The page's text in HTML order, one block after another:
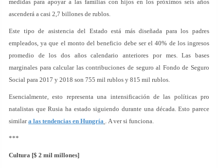
medidas para apoyar a las familias con hijos en los próximos seis años
ascenderá a casi 2,7 billones de rublos.
Este tipo de asistencia del Estado está más diseñada para los padres
empleados, ya que el monto del beneficio debe ser el 40% de los ingresos
promedio de los dos años calendario anteriores por mes. Las bases
marginales para calcular las contribuciones de seguro al Fondo de Seguro
Social para 2017 y 2018 son 755 mil rublos y 815 mil rublos.
Esencialmente, esto representa una intensificación de las políticas pro
natalistas que Rusia ha estado siguiendo durante una década. Esto parece
similara las tendencias en Hungría . A ver si funciona.
***
Cultura [$ 2 mil millones]